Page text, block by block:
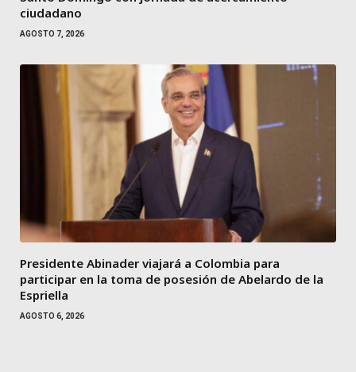
ciudadano
AGOSTO 7, 2026
Presidente Abinader viajará a Colombia para
participar en la toma de posesión de Abelardo de la
Espriella
AGOSTO 6, 2026